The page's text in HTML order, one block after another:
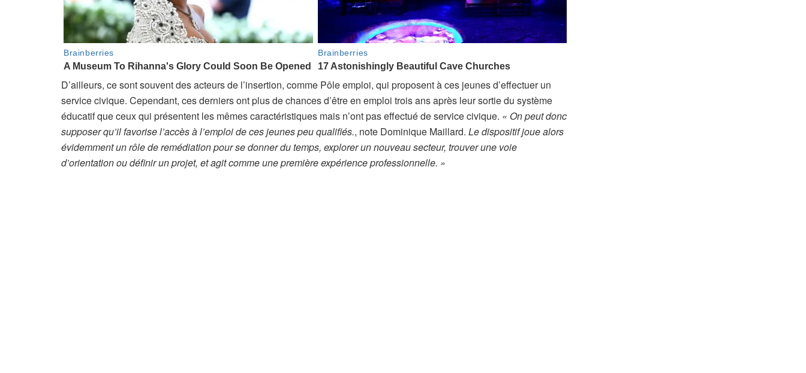
s
D’ailleurs, ce sont souvent des acteurs de l’insertion, comme Pôle emploi, qui proposent à ces jeunes d’effectuer un
service civique. Cependant, ces derniers ont plus de chances d’être en emploi trois ans après leur sortie du système
éducatif que ceux qui présentent les mêmes caractéristiques mais n’ont pas effectué de service civique. « On peut donc
supposer qu’il favorise l’accès à l’emploi de ces jeunes peu qualifiés., note Dominique Maillard. Le dispositif joue alors
évidemment un rôle de remédiation pour se donner du temps, explorer un nouveau secteur, trouver une voie
d’orientation ou définir un projet, et agit comme une première expérience professionnelle. »